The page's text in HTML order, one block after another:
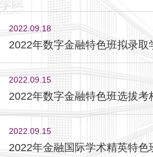
2022.09.18
2022年数字金融特色班拟录取
2022.09.15
2022年数字金融特色班选拔考
2022.09.15
2022年金融国际学术精英特色